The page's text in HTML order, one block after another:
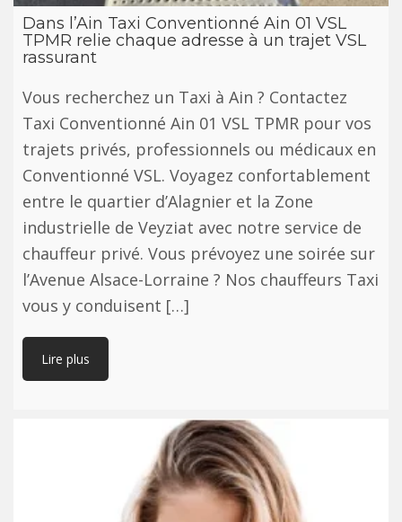
Dans l’Ain Taxi Conventionné Ain 01 VSL
TPMR relie chaque adresse à un trajet VSL
rassurant
Vous recherchez un Taxi à Ain ? Contactez
Taxi Conventionné Ain 01 VSL TPMR pour vos
trajets privés, professionnels ou médicaux en
Conventionné VSL. Voyagez confortablement
entre le quartier d’Alagnier et la Zone
industrielle de Veyziat avec notre service de
chauffeur privé. Vous prévoyez une soirée sur
l’Avenue Alsace-Lorraine ? Nos chauffeurs Taxi
vous y conduisent […]
Lire plus